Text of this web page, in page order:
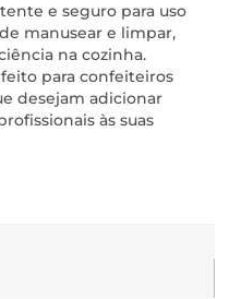
e seguro para uso
manusear e limpar,
na cozinha.
para confeiteiros
desejam adicionar
às suas